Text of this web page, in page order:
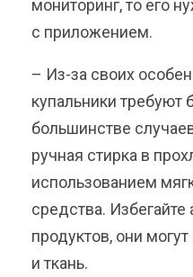
мониторинг, то его
с приложением.
– Из-за своих
купальники требуют
большинстве
ручная стирка в
использованием
средства.
продуктов, они
и ткань.